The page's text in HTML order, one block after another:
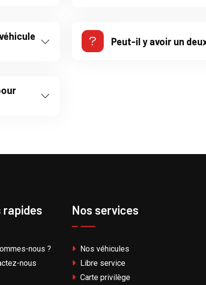
Peut-il y avoir un
rapides
nous ?
nous
Nos services
Nos véhicules
Libre service
Carte privilège